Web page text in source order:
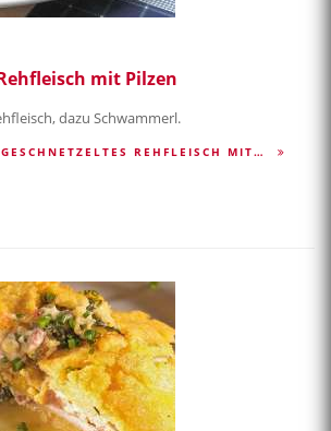
mit Pilzen
dazu Schwammerl.
GESCHNETZELTES REHFLEISCH MIT…